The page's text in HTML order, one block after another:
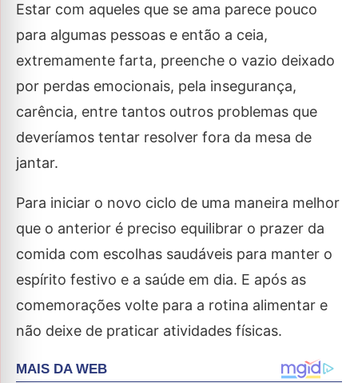
Estar com aqueles que se ama parece pouco
para algumas pessoas e então a ceia,
extremamente farta, preenche o vazio deixado
por perdas emocionais, pela insegurança,
carência, entre tantos outros problemas que
deveríamos tentar resolver fora da mesa de
jantar.
Para iniciar o novo ciclo de uma maneira melhor
que o anterior é preciso equilibrar o prazer da
comida com escolhas saudáveis para manter o
espírito festivo e a saúde em dia. E após as
comemorações volte para a rotina alimentar e
não deixe de praticar atividades físicas.